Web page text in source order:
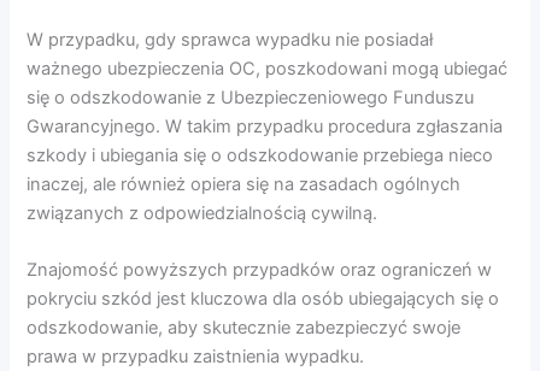
W przypadku, gdy sprawca wypadku nie posiadał
ważnego ubezpieczenia OC, poszkodowani mogą ubiegać
się o odszkodowanie z Ubezpieczeniowego Funduszu
Gwarancyjnego. W takim przypadku procedura zgłaszania
szkody i ubiegania się o odszkodowanie przebiega nieco
inaczej, ale również opiera się na zasadach ogólnych
związanych z odpowiedzialnością cywilną.
Znajomość powyższych przypadków oraz ograniczeń w
pokryciu szkód jest kluczowa dla osób ubiegających się o
odszkodowanie, aby skutecznie zabezpieczyć swoje
prawa w przypadku zaistnienia wypadku.